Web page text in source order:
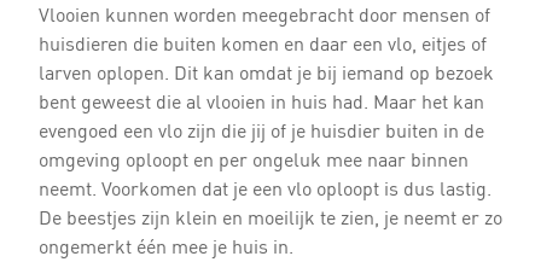
Vlooien kunnen worden meegebracht door mensen of
huisdieren die buiten komen en daar een vlo, eitjes of
larven oplopen. Dit kan omdat je bij iemand op bezoek
bent geweest die al vlooien in huis had. Maar het kan
evengoed een vlo zijn die jij of je huisdier buiten in de
omgeving oploopt en per ongeluk mee naar binnen
neemt. Voorkomen dat je een vlo oploopt is dus lastig.
De beestjes zijn klein en moeilijk te zien, je neemt er zo
ongemerkt één mee je huis in.